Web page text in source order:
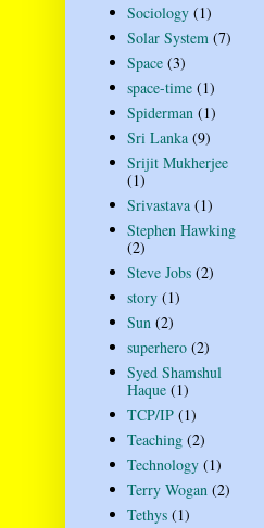
Sociology (1)
Solar System (7)
Space (3)
space-time (1)
Spiderman (1)
Sri Lanka (9)
Srijit Mukherjee
(1)
Srivastava (1)
Stephen Hawking
(2)
Steve Jobs (2)
story (1)
Sun (2)
superhero (2)
Syed Shamshul
Haque (1)
TCP/IP (1)
Teaching (2)
Technology (1)
Terry Wogan (2)
Tethys (1)